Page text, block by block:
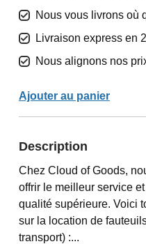
Nous vous livrons où
Livraison express en
Nous alignons nos
Ajouter au panier
Description
Chez Cloud of Goods,
offrir le meilleur service
qualité supérieure. Voici
sur la location de
transport) :...